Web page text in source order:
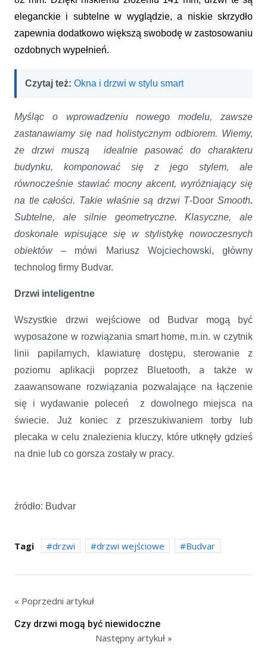
eleganckie i subtelne w wyglądzie, a niskie skrzydło
zapewnia dodatkowo większą swobodę w zastosowaniu
ozdobnych wypełnień.
Czytaj też: Okna i drzwi w stylu smart
Myśląc o wprowadzeniu nowego modelu, zawsze
zastanawiamy się nad holistycznym odbiorem. Wiemy,
że drzwi muszą idealnie pasować do charakteru
budynku, komponować się z jego stylem, ale
równocześnie stawiać mocny akcent, wyróżniający się
na tle całości. Takie właśnie są drzwi T-Door Smooth.
Subtelne, ale silnie geometryczne. Klasyczne, ale
doskonale wpisujące się w stylistykę nowoczesnych
obiektów– mówi Mariusz Wojciechowski, główny
technolog firmy Budvar.
Drzwi inteligentne
Wszystkie drzwi wejściowe od Budvar mogą być
wyposażone w rozwiązania smart home, m.in. w czytnik
linii papilarnych, klawiaturę dostępu, sterowanie z
poziomu aplikacji poprzez Bluetooth, a także w
zaawansowane rozwiązania pozwalające na łączenie
się i wydawanie poleceń z dowolnego miejsca na
świecie. Już koniec z przeszukiwaniem torby lub
plecaka w celu znalezienia kluczy, które utknęły gdzieś
na dnie lub co gorsza zostały w pracy.
źródło: Budvar
Tagi drzwi drzwi wejściowe Budvar
« Poprzedni artykuł
Czy drzwi mogą być niewidoczne
Następny artykuł »